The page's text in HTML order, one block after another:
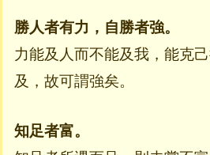
勝人者有力，自勝者強。
力能及人而不能及我，能克
及，故可謂強矣。
知足者富。